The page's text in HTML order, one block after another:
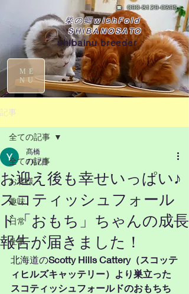
☎090-8129-0395
柴の郷wishFold
SHIBANOSATO
shibainu breeder
ME
NU
記事
全ての記事
お客様
趣味
日常
仕事
全ての記事
お迎え後も幸せいっぱい♪
スコティッシュフォール
ド「おもち」ちゃんの成長
報告が届きました！
髙橋
7月7日
北海道のScotty Hills Cattery（スコッテ
ィヒルズキャッテリー）より巣立った
スコティッシュフォールドのおもちち